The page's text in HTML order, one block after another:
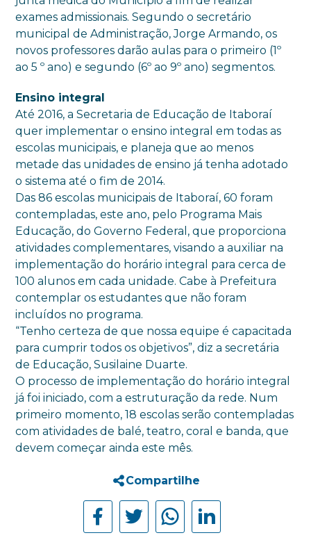
exames admissionais. Segundo o secretário
municipal de Administração, Jorge Armando, os
novos professores darão aulas para o primeiro (1º
ao 5 º ano) e segundo (6º ao 9º ano) segmentos.
Ensino integral
Até 2016, a Secretaria de Educação de Itaboraí
quer implementar o ensino integral em todas as
escolas municipais, e planeja que ao menos
metade das unidades de ensino já tenha adotado
o sistema até o fim de 2014.
Das 86 escolas municipais de Itaboraí, 60 foram
contempladas, este ano, pelo Programa Mais
Educação, do Governo Federal, que proporciona
atividades complementares, visando a auxiliar na
implementação do horário integral para cerca de
100 alunos em cada unidade. Cabe à Prefeitura
contemplar os estudantes que não foram
incluídos no programa.
“Tenho certeza de que nossa equipe é capacitada
para cumprir todos os objetivos”, diz a secretária
de Educação, Susilaine Duarte.
O processo de implementação do horário integral
já foi iniciado, com a estruturação da rede. Num
primeiro momento, 18 escolas serão contempladas
com atividades de balé, teatro, coral e banda, que
devem começar ainda este mês.
Compartilhe